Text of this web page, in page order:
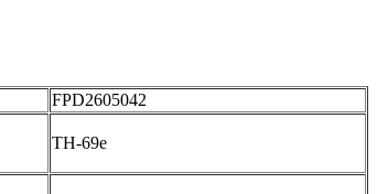
FPD2605042
TH-69e